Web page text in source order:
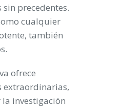
precedentes.
cualquier
también
ofrece
investigación